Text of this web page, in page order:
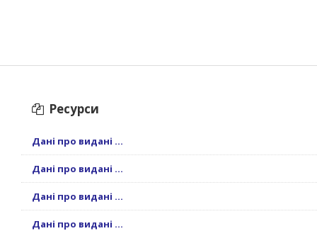
Ресурси
Дані про видані ...
Дані про видані ...
Дані про видані ...
Дані про видані ...